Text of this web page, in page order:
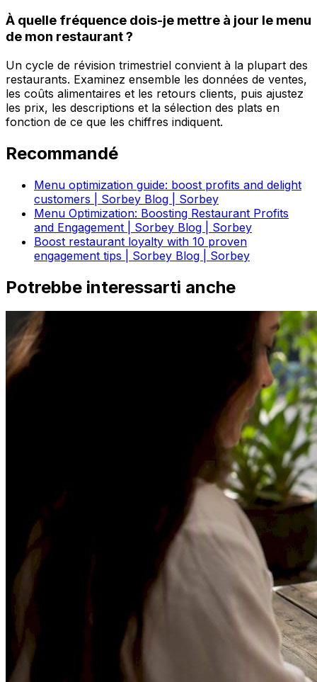
À quelle fréquence dois-je mettre à jour le menu
de mon restaurant ?
Un cycle de révision trimestriel convient à la plupart des
restaurants. Examinez ensemble les données de ventes,
les coûts alimentaires et les retours clients, puis ajustez
les prix, les descriptions et la sélection des plats en
fonction de ce que les chiffres indiquent.
Recommandé
Menu optimization guide: boost profits and delight
customers | Sorbey Blog | Sorbey
Menu Optimization: Boosting Restaurant Profits
and Engagement | Sorbey Blog | Sorbey
Boost restaurant loyalty with 10 proven
engagement tips | Sorbey Blog | Sorbey
Potrebbe interessarti anche